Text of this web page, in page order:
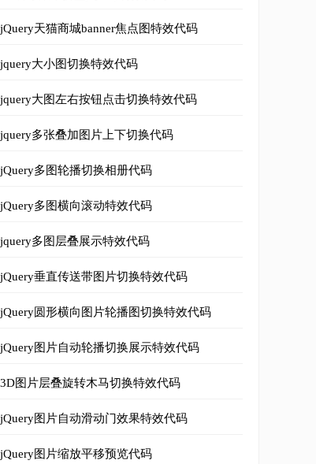
"180" style= "display: inline-block
看大师如何在音乐、幽默和绝望中，将喜剧、戏剧、幻想与生活
style =
jQuery天猫商城banner焦点图特效代码
jquery大小图切换特效代码
jquery大图左右按钮点击切换特效代码
jquery多张叠加图片上下切换代码
jQuery多图轮播切换相册代码
jQuery多图横向滚动特效代码
jquery多图层叠展示特效代码
jQuery垂直传送带图片切换特效代码
jQuery圆形横向图片轮播图切换特效代码
jQuery图片自动轮播切换展示特效代码
3D图片层叠旋转木马切换特效代码
jQuery图片自动滑动门效果特效代码
jQuery图片缩放平移预览代码